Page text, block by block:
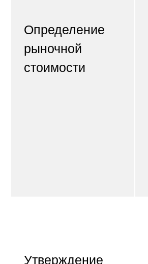
Определение
рыночной
стоимости
Утверждение